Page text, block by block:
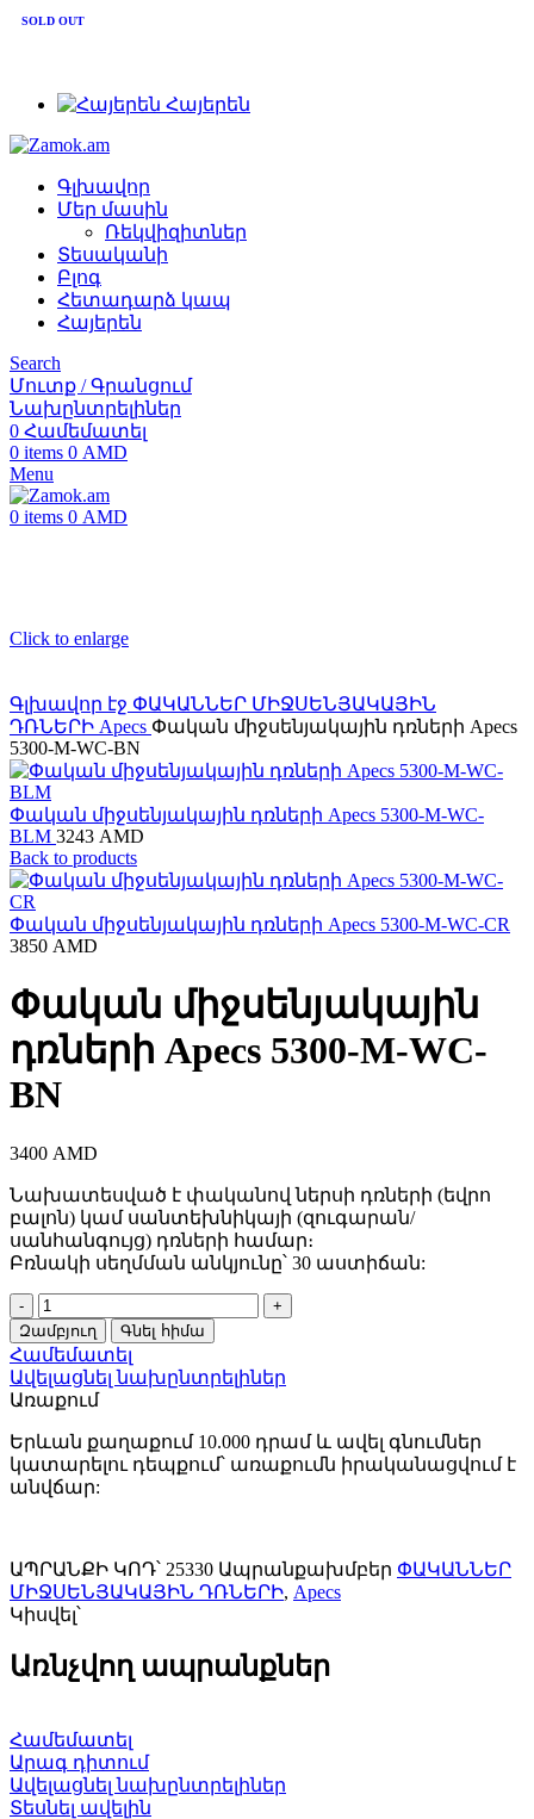
+374 91 28 61 86
Հայերեն
Գլխավոր
Մեր մասին
Ռեկվիզիտներ
Տեսականի
Բլոգ
Հետադարձ կապ
Հայերեն
Search
Մուտք / Գրանցում
Նախընտրելիներ
0 Համեմատել
0 items 0 AMD
Menu
0 items 0 AMD
Click to enlarge
Գլխավոր էջ ՓԱԿԱՆՆԵՐ ՄԻՋՍԵՆՅԱԿԱՅԻՆ
ԴՌՆԵՐԻ Apecs Փական միջսենյակային դռների Apecs
5300-M-WC-BN
Փական միջսենյակային դռների Apecs 5300-M-WC-
BLM 3243 AMD
Back to products
Փական միջսենյակային դռների Apecs 5300-M-WC-CR
3850 AMD
Փական միջսենյակային
դռների Apecs 5300-M-WC-
BN
3400 AMD
Նախատեսված է փականով ներսի դռների (եվրո
բալոն) կամ սանտեխնիկայի (զուգարան/
սանհանգույց) դռների համար։
Բռնակի սեղմման անկյունը՝ 30 աստիճան:
Փական
միջսենյակային
դռների
Apecs
5300-
M-
WC-
BN
quantity
Զամբյուղ Գնել հիմա
Համեմատել
Ավելացնել նախընտրելիներ
Առաքում
Երևան քաղաքում 10.000 դրամ և ավել գնումներ
կատարելու դեպքում՝ առաքումն իրականացվում է
անվճար:
ԱՊՐԱՆՔԻ ԿՈԴ՝ 25330 Ապրանքախմբեր ՓԱԿԱՆՆԵՐ
ՄԻՋՍԵՆՅԱԿԱՅԻՆ ԴՌՆԵՐԻ, Apecs
Կիսվել՝
Առնչվող ապրանքներ
SOLD OUT
Համեմատել
Արագ դիտում
Ավելացնել նախընտրելիներ
Տեսնել ավելին